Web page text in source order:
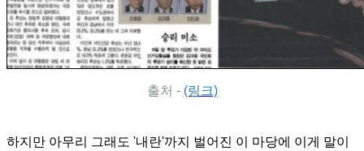
출처 - (링크)
하지만 아무리 그래도 '내란'까지 벌어진 이 마당에 이게 말이